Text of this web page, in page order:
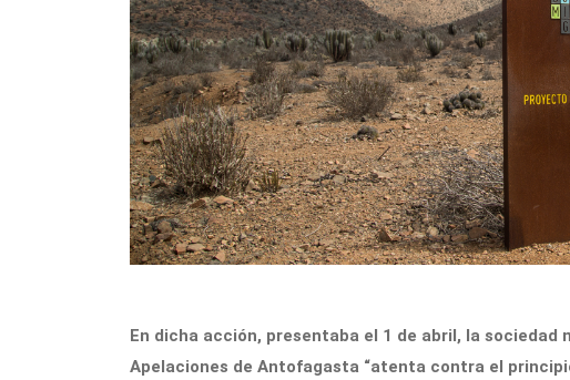
En dicha acción, presentaba el 1 de abril, la
Apelaciones de Antofagasta “atenta contra el